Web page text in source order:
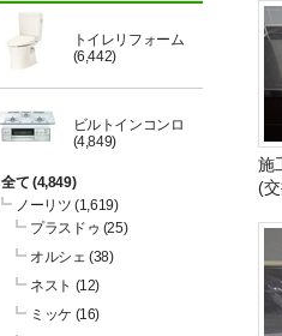
トイレリフォーム
(6,442)
ビルトインコンロ
(4,849)
全て (4,849)
ノーリツ (1,619)
プラスドゥ (25)
オルシェ (38)
ネスト (12)
ミッケ (16)
施
(